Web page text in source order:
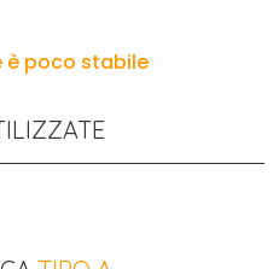
è poco stabile